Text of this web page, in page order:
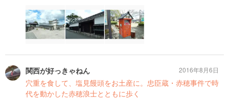
関西が好っきゃねん
穴重を食して、塩見饅頭をお土産に。忠臣蔵・赤穂事件で時
代を動かした赤穂浪士とともに歩く
2016年8月6日